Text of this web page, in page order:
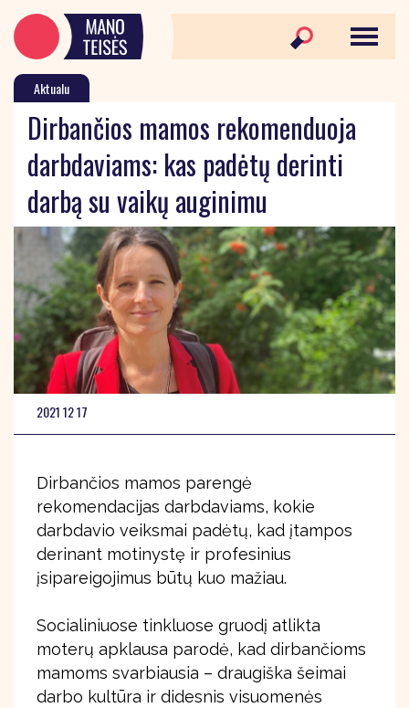
Aktualu
Dirbančios mamos rekomenduoja
darbdaviams: kas padėtų derinti
darbą su vaikų auginimu
2021 12 17
Dirbančios mamos parengė
rekomendacijas darbdaviams, kokie
darbdavio veiksmai padėtų, kad įtampos
derinant motinystę ir profesinius
įsipareigojimus būtų kuo mažiau.
Socialiniuose tinkluose gruodį atlikta
moterų apklausa parodė, kad dirbančioms
mamoms svarbiausia – draugiška šeimai
darbo kultūra ir didesnis visuomenės